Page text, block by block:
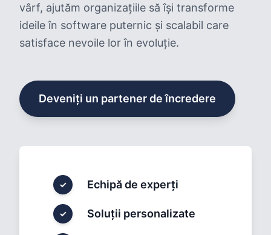
vârf, ajutăm organizațiile să își transforme
ideile în software puternic și scalabil care
satisface nevoile lor în evoluție.
Deveniți un partener de încredere
✓ Echipă de experți
✓ Soluții personalizate